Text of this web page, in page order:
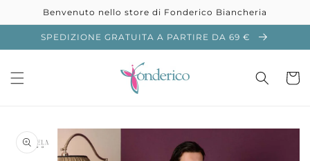
direttamente
ai contenuti
Benvenuto nello store di Fonderico Biancheria
SPEDIZIONE GRATUITA A PARTIRE DA 69 €
Passa alle
informazioni
sul prodotto